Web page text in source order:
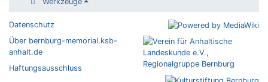
Datenschutz
Über bernburg-memorial.ksb-
anhalt.de
Haftungsausschluss